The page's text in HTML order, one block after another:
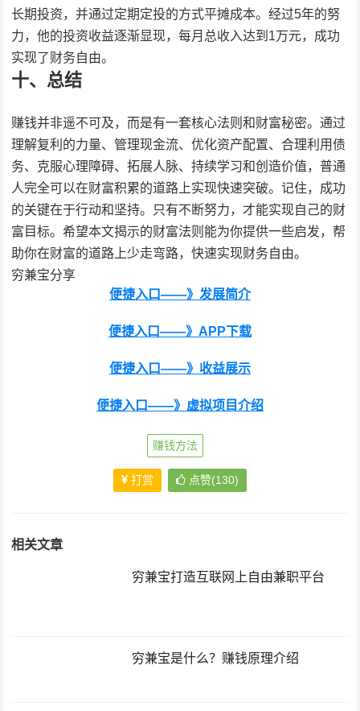
长期投资，并通过定期定投的方式平摊成本。经过5年的努
力，他的投资收益逐渐显现，每月总收入达到1万元，成功
实现了财务自由。
十、总结
赚钱并非遥不可及，而是有一套核心法则和财富秘密。通过
理解复利的力量、管理现金流、优化资产配置、合理利用债
务、克服心理障碍、拓展人脉、持续学习和创造价值，普通
人完全可以在财富积累的道路上实现快速突破。记住，成功
的关键在于行动和坚持。只有不断努力，才能实现自己的财
富目标。希望本文揭示的财富法则能为你提供一些启发，帮
助你在财富的道路上少走弯路，快速实现财务自由。
穷兼宝分享
便捷入口——》发展简介
便捷入口——》APP下载
便捷入口——》收益展示
便捷入口——》虚拟项目介绍
赚钱方法
打赏 点赞(130)
相关文章
穷兼宝打造互联网上自由兼职平台
穷兼宝是什么？赚钱原理介绍